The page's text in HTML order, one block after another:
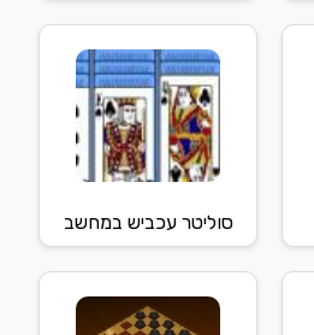
סוליטר עכביש במחשב